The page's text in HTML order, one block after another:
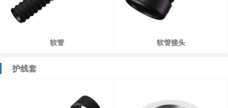
软管 软管接头
护线套